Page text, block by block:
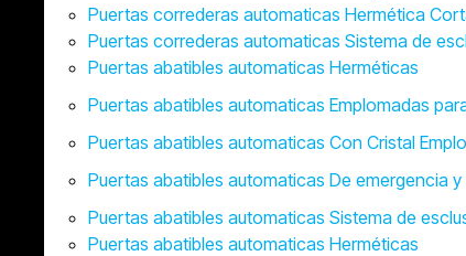
Puertas correderas automaticas Hermética
Puertas correderas automaticas Sistema de
Puertas abatibles automaticas Herméticas
Puertas abatibles automaticas Emplomadas
Puertas abatibles automaticas Con Cristal
Puertas abatibles automaticas De emergencia
Puertas abatibles automaticas Sistema de
Puertas abatibles automaticas Herméticas